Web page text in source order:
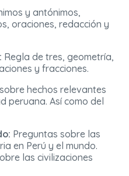
y antónimos,
oraciones, redacción y
Regla de tres, geometría,
y fracciones.
hechos relevantes
peruana. Así como del
Preguntas sobre las
en Perú y el mundo.
las civilizaciones